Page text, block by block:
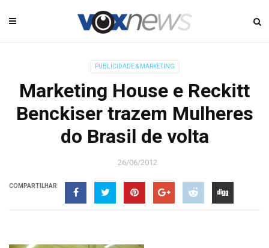
PUBLICIDADE & MARKETING
Marketing House e Reckitt
Benckiser trazem Mulheres
do Brasil de volta
26/06/2012
COMPARTILHAR